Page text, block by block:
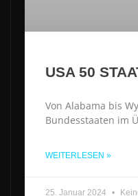
USA 50
Von Alabama bis
Bundesstaaten im
WEITERLESEN »
25. Januar 2024